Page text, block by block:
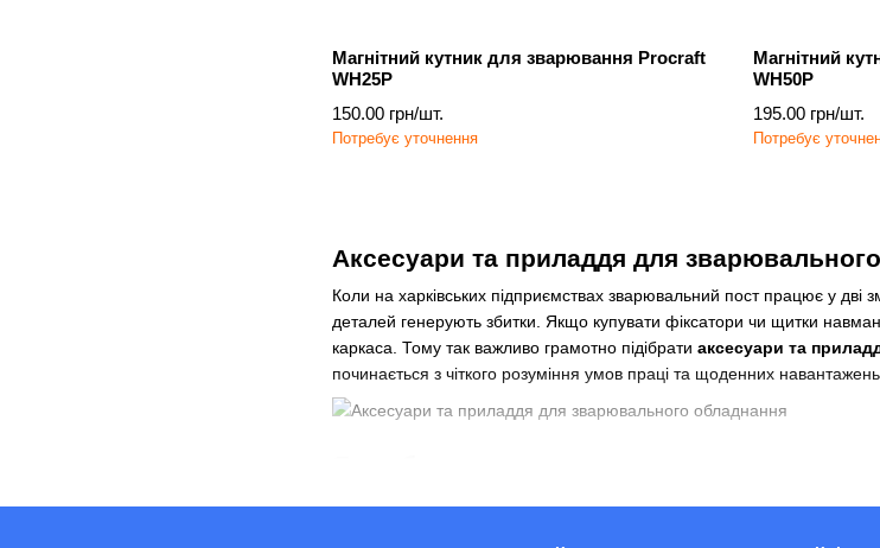
Аксесуари та приладдя для
Коли на харківських підприємствах зварювальний пост працює у
деталей генерують збитки. Якщо купувати фіксатори чи щитки
каркаса. Тому так важливо грамотно підібрати аксесуари та
починається з чіткого розуміння умов праці та щоденних
Магнітний кутник для зварювання Procraft
WH25P
150.00 грн/шт.
Потребує уточнення
Магнітний
WH50P
195.00 грн/шт.
Потребує